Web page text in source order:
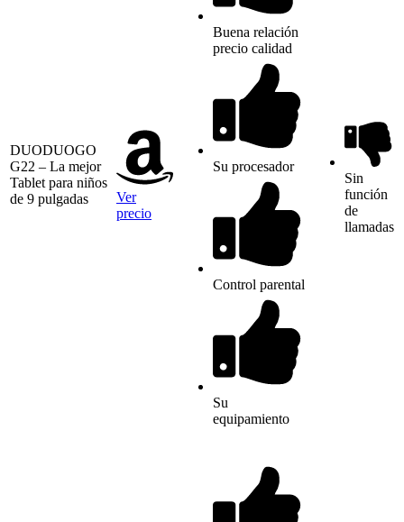
DUODUOGO
G22 – La mejor
Tablet para niños
de 9 pulgadas
Ver
precio
Buena relación
precio calidad
Su procesador
Control parental
Su
equipamiento
Sin
función
de
llamadas